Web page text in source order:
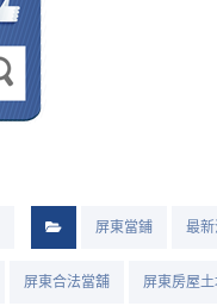
屏東當鋪 最
屏東合法當舖 屏東房屋